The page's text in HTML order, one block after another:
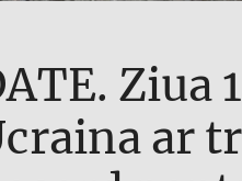
Ziua
ar